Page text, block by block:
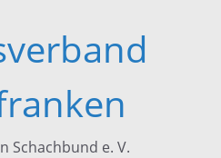
Schachbund e. V.